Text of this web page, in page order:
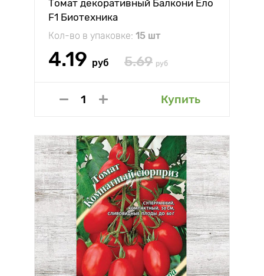
Томат декоративный Балкони Ело
F1 Биотехника
Кол-во в упаковке: 15 шт
4.19 руб 5.69 руб
Купить